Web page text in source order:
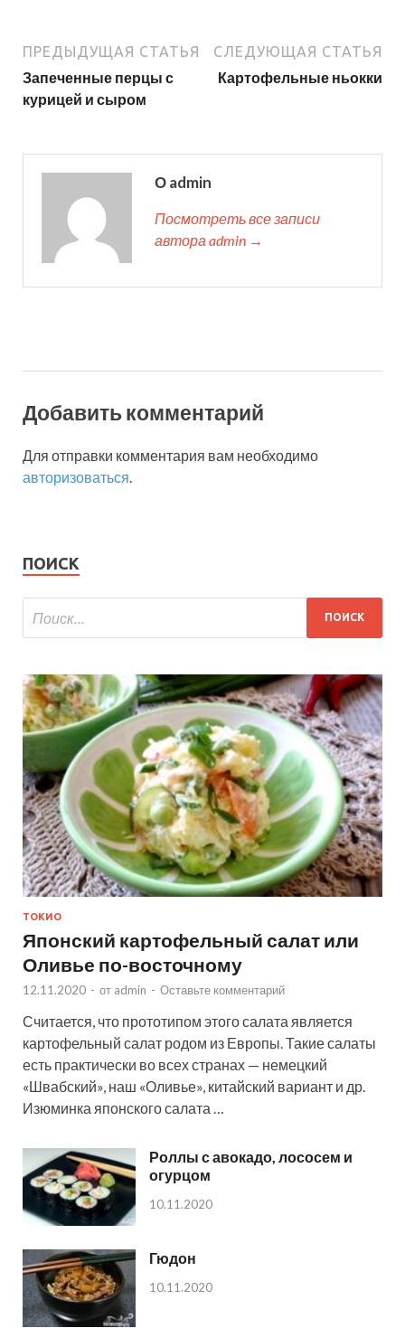
ПРЕДЫДУЩАЯ СТАТЬЯ
Запеченные перцы с
курицей и сыром
СЛЕДУЮЩАЯ СТАТЬЯ
Картофельные ньокки
О admin
Посмотреть все записи
автора admin →
Добавить комментарий
Для отправки комментария вам необходимо
авторизоваться.
ПОИСК
ТОКИО
Японский картофельный салат или
Оливье по-восточному
12.11.2020 - от admin - Оставьте комментарий
Считается, что прототипом этого салата является
картофельный салат родом из Европы. Такие салаты
есть практически во всех странах — немецкий
«Швабский», наш «Оливье», китайский вариант и др.
Изюминка японского салата …
Роллы с авокадо, лососем и
огурцом
10.11.2020
Гюдон
10.11.2020